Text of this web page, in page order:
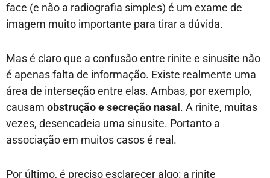
face (e não a radiografia simples) é um exame de
imagem muito importante para tirar a dúvida.
Mas é claro que a confusão entre rinite e sinusite não
é apenas falta de informação. Existe realmente uma
área de interseção entre elas. Ambas, por exemplo,
causam obstrução e secreção nasal. A rinite, muitas
vezes, desencadeia uma sinusite. Portanto a
associação em muitos casos é real.
Por último, é preciso esclarecer algo: a rinite